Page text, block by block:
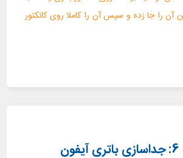
آن را جا زده و سپس آن را کاملا روی کانکتور